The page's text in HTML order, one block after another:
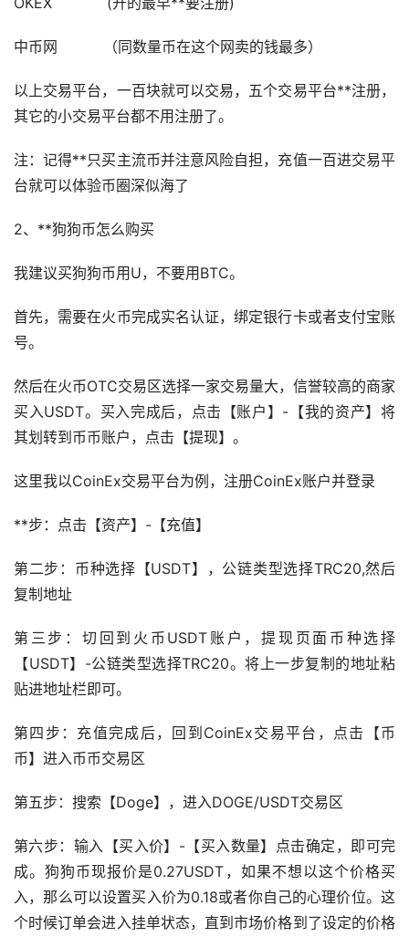
中币网 （同数量币在这个网卖的钱最多）
以上交易平台，一百块就可以交易，五个交易平台**注册，
其它的小交易平台都不用注册了。
注：记得**只买主流币并注意风险自担，充值一百进交易平
台就可以体验币圈深似海了
2、**狗狗币怎么购买
我建议买狗狗币用U，不要用BTC。
首先，需要在火币完成实名认证，绑定银行卡或者支付宝账
号。
然后在火币OTC交易区选择一家交易量大，信誉较高的商家
买入USDT。买入完成后，点击【账户】-【我的资产】将
其划转到币币账户，点击【提现】。
这里我以CoinEx交易平台为例，注册CoinEx账户并登录
**步：点击【资产】-【充值】
第二步：币种选择【USDT】，公链类型选择TRC20,然后
复制地址
第三步：切回到火币USDT账户，提现页面币种选择
【USDT】-公链类型选择TRC20。将上一步复制的地址粘
贴进地址栏即可。
第四步：充值完成后，回到CoinEx交易平台，点击【币
币】进入币币交易区
第五步：搜索【Doge】，进入DOGE/USDT交易区
第六步：输入【买入价】-【买入数量】点击确定，即可完
成。狗狗币现报价是0.27USDT，如果不想以这个价格买
入，那么可以设置买入价为0.18或者你自己的心理价位。这
个时候订单会进入挂单状态，直到市场价格到了设定的价格